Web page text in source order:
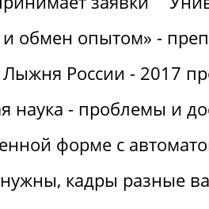
обмен опытом» -
Лыжня России - 2017
наука - проблемы и
форме с
кадры разные